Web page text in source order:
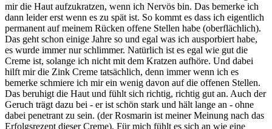
mir die Haut aufzukratzen, wenn ich Nervös bin. Das bemerke ich
dann leider erst wenn es zu spät ist. So kommt es dass ich eigentlich
permanent auf meinem Rücken offene Stellen habe (oberflächlich).
Das geht schon einige Jahre so und egal was ich ausporbiert habe,
es wurde immer nur schlimmer. Natürlich ist es egal wie gut die
Creme ist, solange ich nicht mit dem Kratzen aufhöre. Und dabei
hilft mir die Zink Creme tatsächlich, denn immer wenn ich es
bemerke schmiere ich mir ein wenig davon auf die offenen Stellen.
Das beruhigt die Haut und fühlt sich richtig, richtig gut an. Auch der
Geruch trägt dazu bei - er ist schön stark und hält lange an - ohne
dabei penetrant zu sein. (der Rosmarin ist meiner Meinung nach das
Erfolgsrezept dieser Creme). Für mich fühlt es sich an wie eine